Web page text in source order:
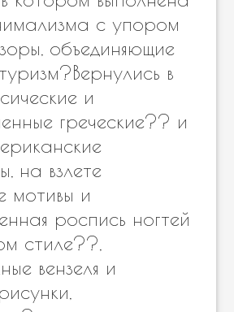
с упором
объединяющие
в
и
греческие?? и
на взлете
мотивы и
роспись ногтей
стиле??,
вензеля и